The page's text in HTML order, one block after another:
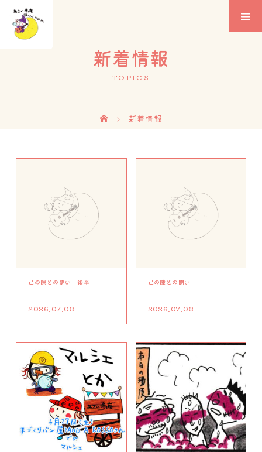
新着情報
TOPICS
新着情報
己の隙との闘い 後半
2026.07.03
己の隙との闘い
2026.07.03